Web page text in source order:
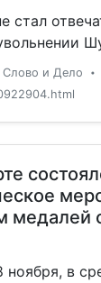
стал
Слово и Дело •
медалей
ноября, в